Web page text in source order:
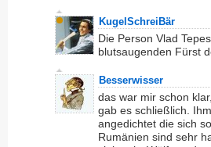
KugelSchreiBär
Die Person Vlad
blutsaugenden Fürst
Besserwisser
das war mir schon
gab es schließlich.
angedichtet die sich
Rumänien sind sehr